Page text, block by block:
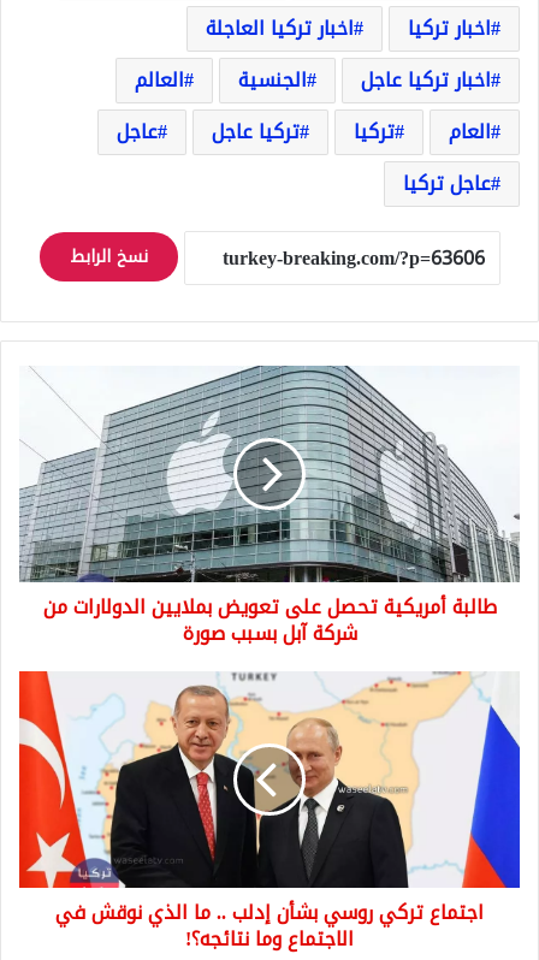
اخبار تركيا
اخبار تركيا العاجلة
اخبار تركيا عاجل
الجنسية
العالم
العام
تركيا تركيا عاجل
عاجل
عاجل تركيا
نسخ الرابط
تعويض
بملايين
الدولارات
من
شركة
طالبة أمريكية تحصل على تعويض بملايين الدولارات من
شركة آبل بسبب صورة
اجتماع
تركي
روسي
بشأن
الذي
نوقش
اجتماع تركي روسي بشأن إدلب .. ما الذي نوقش في
الاجتماع وما نتائجه؟!